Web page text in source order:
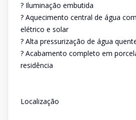
? Iluminação embutida
? Aquecimento central de água
elétrico e solar
? Alta pressurização de água
? Acabamento completo em
residência
Localização